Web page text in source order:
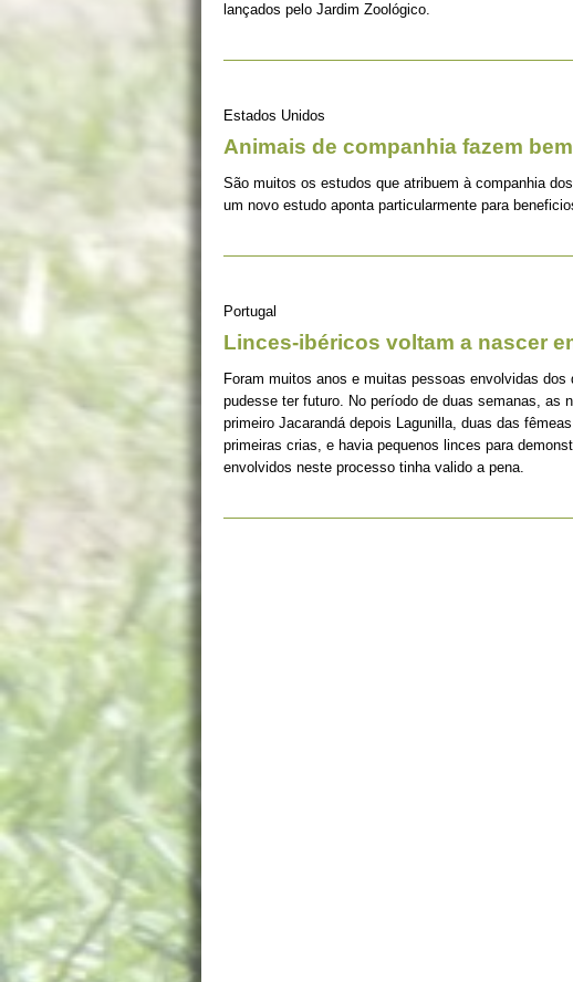
lançados pelo Jardim Zoológico.
Estados Unidos
Animais de companhia fazem
São muitos os estudos que atribuem à companhia
um novo estudo aponta particularmente para
Portugal
Linces-ibéricos voltam a nascer
Foram muitos anos e muitas pessoas envolvidas
pudesse ter futuro. No período de duas semanas, as
primeiro Jacarandá depois Lagunilla, duas das
primeiras crias, e havia pequenos linces para
envolvidos neste processo tinha valido a pena.